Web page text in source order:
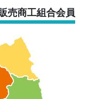
売商工組合会員